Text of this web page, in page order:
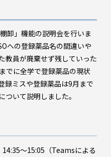
卸」機能の説明会を行いま
への登録薬品名の間違いや
教員が廃棄せず残していった
でに全学で登録薬品の現状
録ミスや登録薬品は9月まで
ついて説明しました。
～15:05（Teamsによる